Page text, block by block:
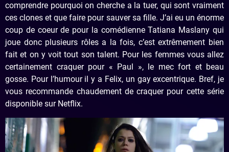
comprendre pourquoi on cherche a la tuer, qui sont vraiment
ces clones et que faire pour sauver sa fille. J’ai eu un énorme
coup de coeur de pour la comédienne Tatiana Maslany qui
joue donc plusieurs rôles a la fois, c’est extrêmement bien
fait et on y voit tout son talent. Pour les femmes vous allez
certainement craquer pour « Paul », le mec fort et beau
gosse. Pour l’humour il y a Felix, un gay excentrique. Bref, je
vous recommande chaudement de craquer pour cette série
disponible sur Netflix.